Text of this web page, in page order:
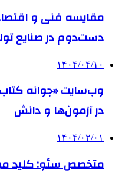
مقایسه فنی و
دست‌دوم در صنایع
۱۴۰۴/۰۴/۱۰
وب‌سایت «جوانه
در آزمون‌ها و دانش
۱۴۰۴/۰۲/۰۱
متخصص سئو: کلید